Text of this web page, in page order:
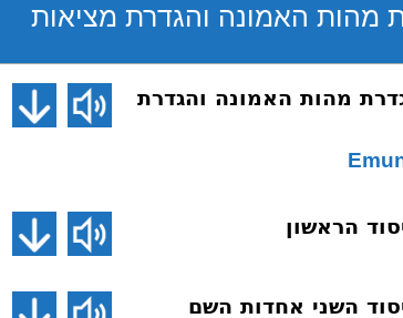
אמונתך 001 הגדרת מהות האמונה והגדרת